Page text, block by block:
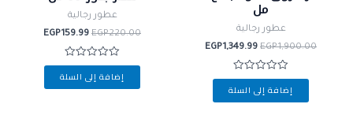
مل
عطور رجالية
EGP1,900.00
EGP1,349.99
تم
التقييم
إضافة إلى السلة
عطور رجالية
EGP220.00
EGP159.99
تم
التقييم
إضافة إلى السلة